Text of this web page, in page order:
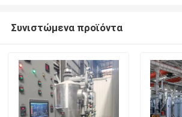
Συνιστώμενα προϊόντα